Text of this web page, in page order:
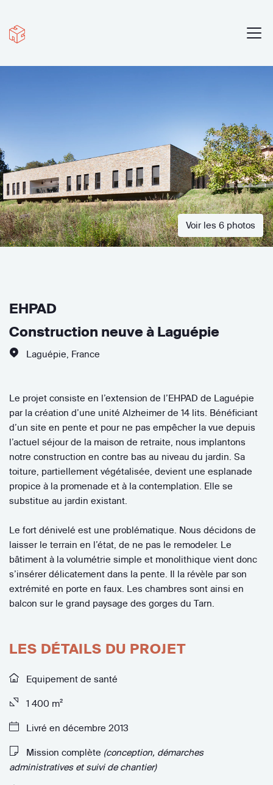
Voir les 6 photos
EHPAD
Construction neuve à Laguépie
Laguépie France
Le projet consiste en l’extension de l’EHPAD de Laguépie
par la création d’une unité Alzheimer de 14 lits. Bénéficiant
d’un site en pente et pour ne pas empêcher la vue depuis
l’actuel séjour de la maison de retraite, nous implantons
notre construction en contre bas au niveau du jardin. Sa
toiture, partiellement végétalisée, devient une esplanade
propice à la promenade et à la contemplation. Elle se
substitue au jardin existant.
Le fort dénivelé est une problématique. Nous décidons de
laisser le terrain en l’état, de ne pas le remodeler. Le
bâtiment à la volumétrie simple et monolithique vient donc
s’insérer délicatement dans la pente. Il la révèle par son
extrémité en porte en faux. Les chambres sont ainsi en
balcon sur le grand paysage des gorges du Tarn.
LES DÉTAILS DU PROJET
Equipement de santé
1 400 m²
Livré en décembre 2013
Mission complète (conception, démarches
administratives et suivi de chantier)